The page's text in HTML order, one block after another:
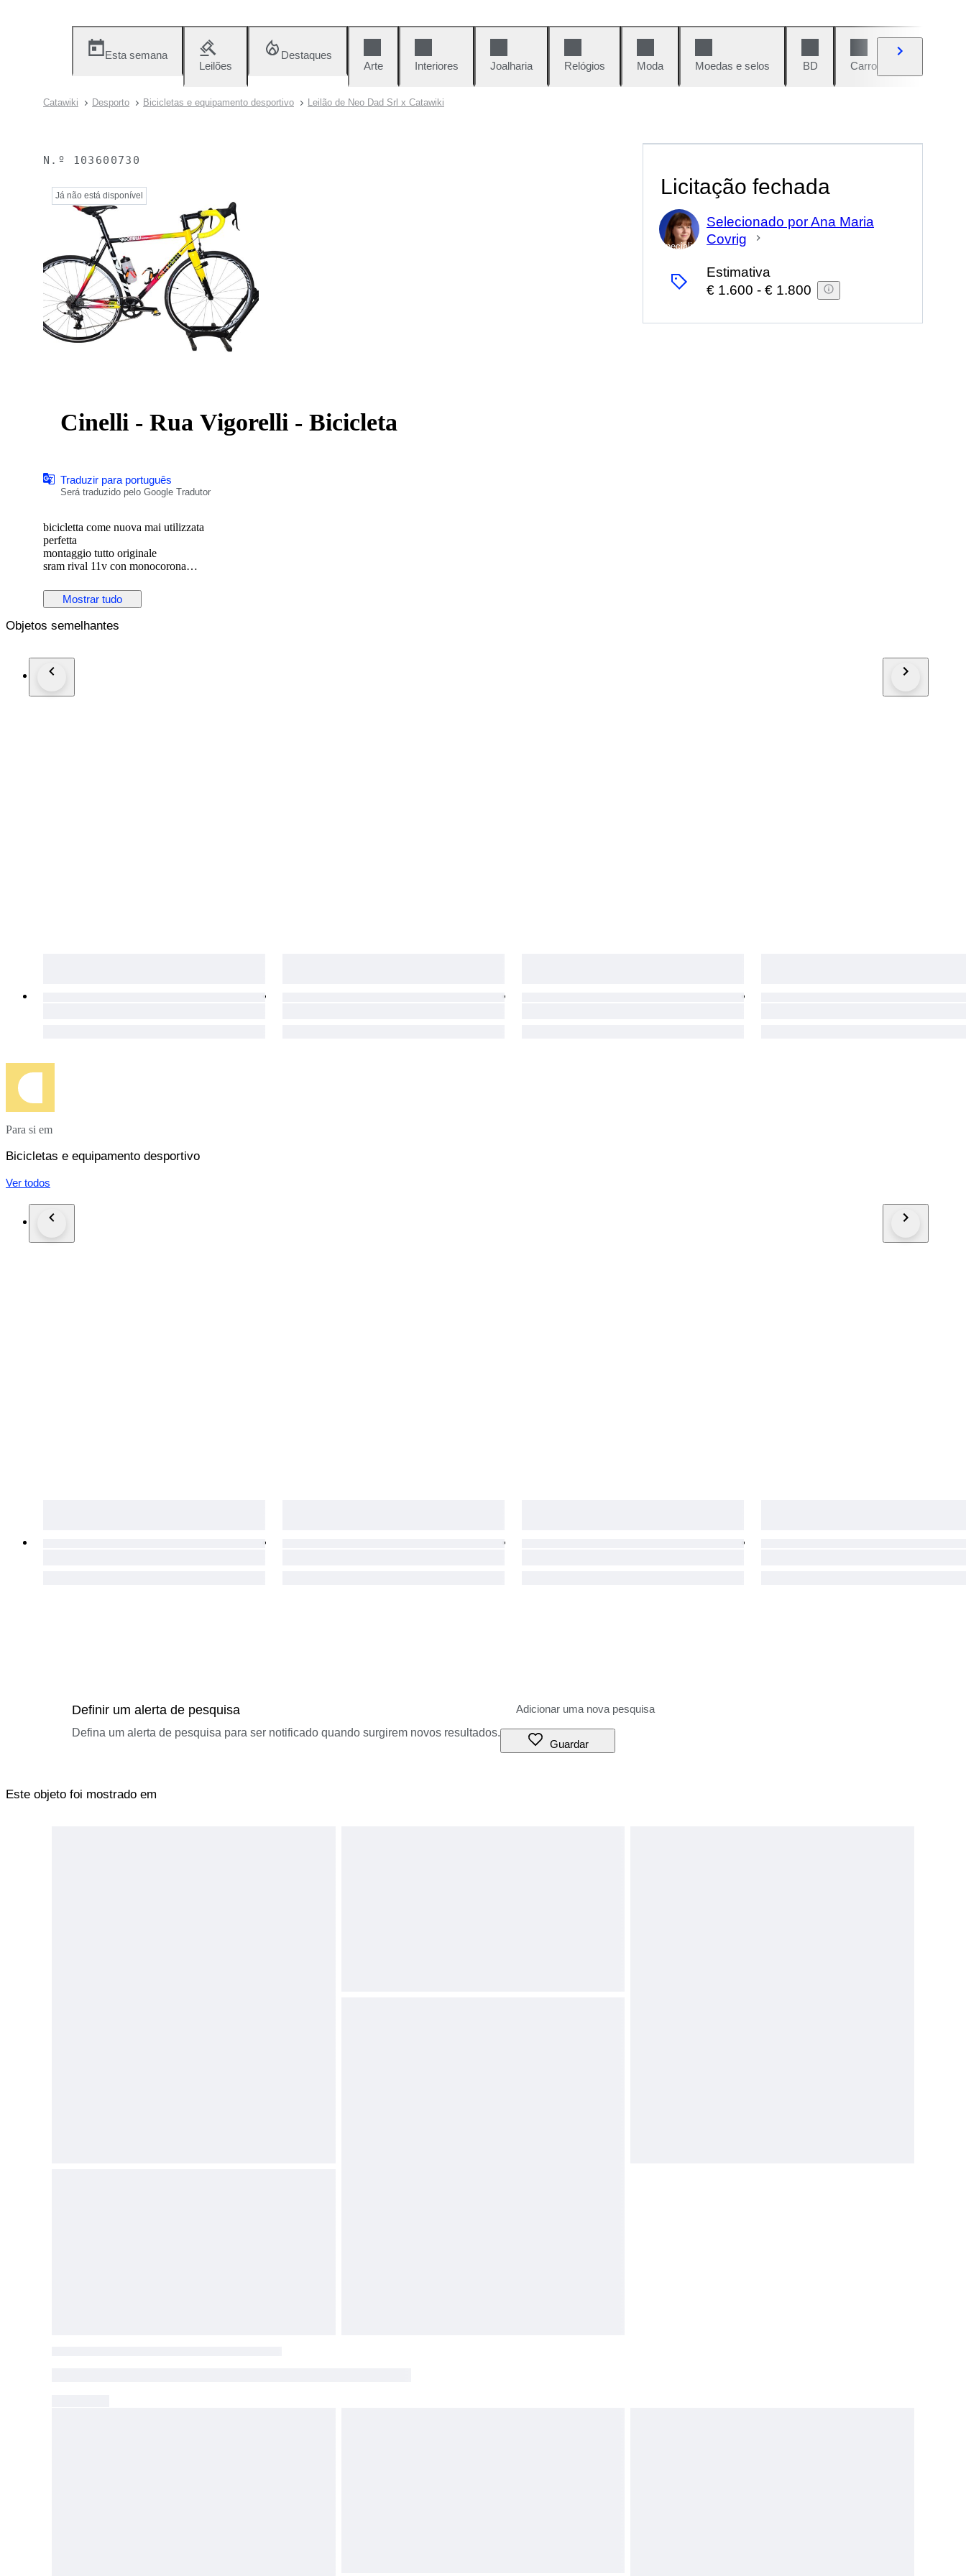
Esta semana
Leilões
Destaques
Arte
Interiores Joalharia Relógios Moda Moedas e selos BD Carros e motos
Catawiki Desporto Bicicletas e equipamento desportivo Leilão de Neo Dad Srl x Catawiki
N.º 103600730
Já não está disponível
Cinelli - Rua Vigorelli - Bicicleta
Traduzir para português
Será traduzido pelo Google Tradutor
bicicletta come nuova mai utilizzata
perfetta
montaggio tutto originale
sram rival 11v con monocorona
modello cinelli vigorelli road
verniciatura unica e bellissima
Mostrar tudo
Licitação fechada
Especialista
Selecionado por Ana Maria
Covrig
Estimativa
€ 1.600 - € 1.800
Objetos semelhantes
Para si em
Bicicletas e equipamento desportivo
Ver todos
Definir um alerta de pesquisa
Defina um alerta de pesquisa para ser notificado quando surgirem novos resultados.
Guardar
Este objeto foi mostrado em